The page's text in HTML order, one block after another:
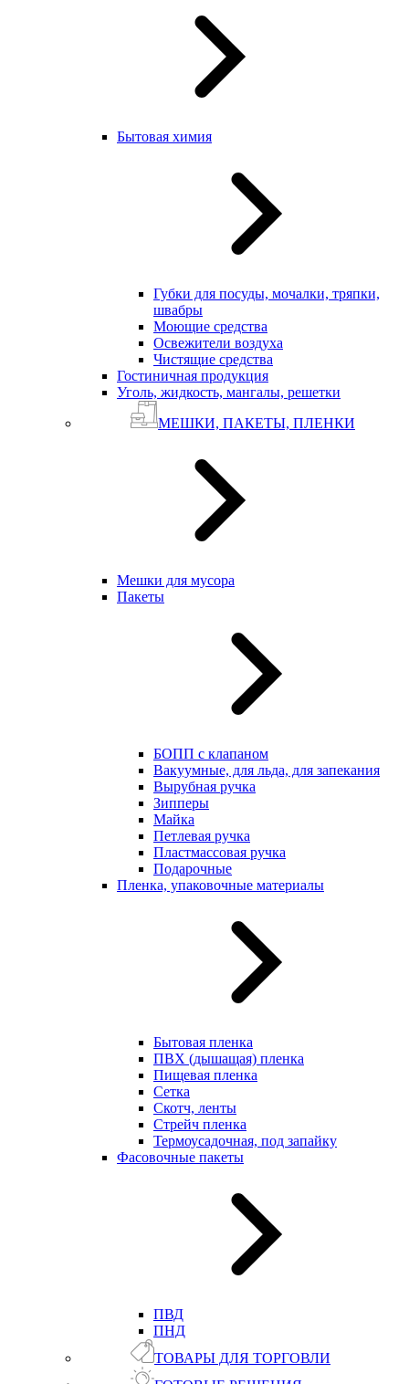
Бытовая химия
Губки для посуды, мочалки, тряпки,
швабры
Моющие средства
Освежители воздуха
Чистящие средства
Гостиничная продукция
Уголь, жидкость, мангалы, решетки
МЕШКИ, ПАКЕТЫ, ПЛЕНКИ
Мешки для мусора
Пакеты
БОПП с клапаном
Вакуумные, для льда, для запекания
Вырубная ручка
Зипперы
Майка
Петлевая ручка
Пластмассовая ручка
Подарочные
Пленка, упаковочные материалы
Бытовая пленка
ПВХ (дышащая) пленка
Пищевая пленка
Сетка
Скотч, ленты
Стрейч пленка
Термоусадочная, под запайку
Фасовочные пакеты
ПВД
ПНД
ТОВАРЫ ДЛЯ ТОРГОВЛИ